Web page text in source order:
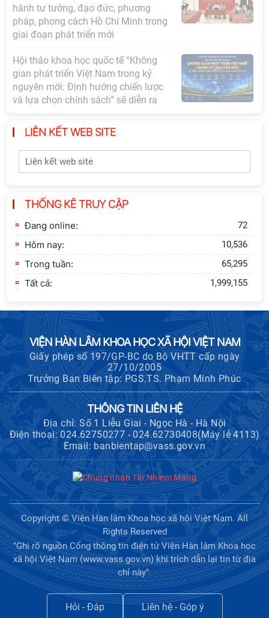
Hội nghị Ban Chỉ đạo về dữ liệu Viện
Hàn lâm Khoa học xã hội Việt Nam
Hội thảo quốc tế "Không gian phát
triển Việt Nam trong kỷ nguyên mới:
Định hướng chiến lược và lựa chọn
xây dựng Thành Nhà Hồ ở núi An
Tôn
Thông báo bổ sung về việc tuyển
năm 2026
LIÊN KẾT WEB SITE
THỐNG KÊ TRUY CẬP
Đang online: 72
Hôm nay: 10,536
Trong tuần: 65,295
Tất cả: 1,999,155
VIỆN HÀN LÂM KHOA HỌC XÃ HỘI VIỆT NAM
Giấy phép số 197/GP-BC do Bộ VHTT cấp ngày
27/10/2005
Trưởng Ban Biên tập: PGS.TS. Phạm Minh Phúc
THÔNG TIN LIÊN HỆ
Địa chỉ: Số 1 Liễu Giai - Ngọc Hà - Hà Nội
Điện thoại: 024.62750277 - 024.62730408(Máy lẻ 4113)
Email: banbientap@vass.gov.vn
Copyright © Viện Hàn lâm Khoa học xã hội Việt Nam. All
Rights Reserved
"Ghi rõ nguồn Cổng thông tin điện tử Viện Hàn lâm Khoa học
xã hội Việt Nam (www.vass.gov.vn) khi trích dẫn lại tin từ địa
chỉ này".
Hỏi - Đáp Liên hệ - Góp ý